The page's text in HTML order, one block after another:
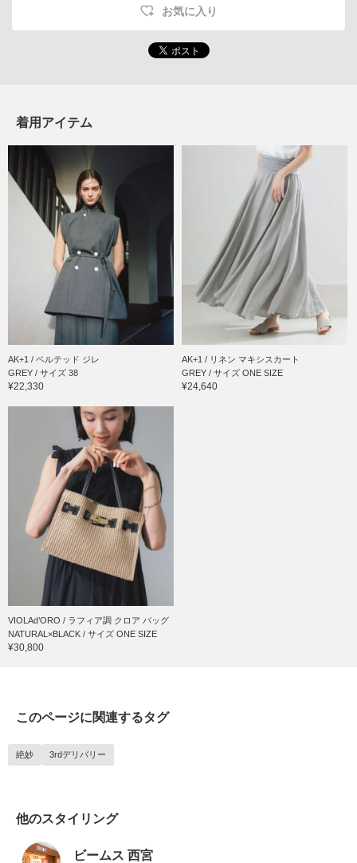
お気に入り
着用アイテム
AK+1 / ベルテッド ジレ
GREY / サイズ 38
¥22,330
AK+1 / リネン マキシスカート
GREY / サイズ ONE SIZE
¥24,640
VIOLAd’ORO / ラフィア調 クロア バッグ
NATURAL×BLACK / サイズ ONE SIZE
¥30,800
このページに関連するタグ
絶妙 3rdデリバリー
他のスタイリング
ビームス 西宮